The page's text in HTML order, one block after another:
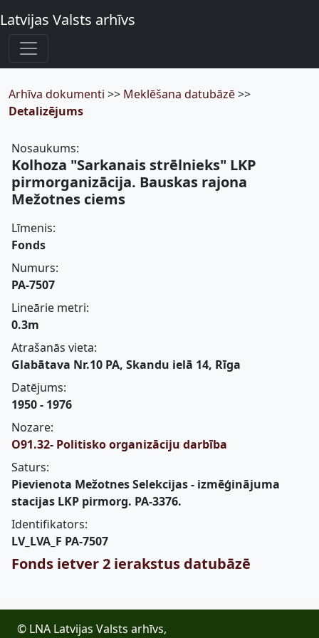
Latvijas Valsts arhīvs
Arhīva dokumenti >> Meklēšana datubāzē>>
Detalizējums
Nosaukums:
Kolhoza "Sarkanais strēlnieks" LKP
pirmorganizācija. Bauskas rajona
Mežotnes ciems
Līmenis:
Fonds
Numurs:
PA-7507
Lineārie metri:
0.3m
Atrašanās vieta:
Glabātava Nr.10 PA, Skandu ielā 14, Rīga
Datējums:
1950 - 1976
Nozare:
O91.32- Politisko organizāciju darbība
Saturs:
Pievienota Mežotnes Selekcijas - izmēģinājuma
stacijas LKP pirmorg. PA-3376.
Identifikators:
LV_LVA_F PA-7507
Fonds ietver 2 ierakstus datubāzē
© LNA Latvijas Valsts arhīvs,